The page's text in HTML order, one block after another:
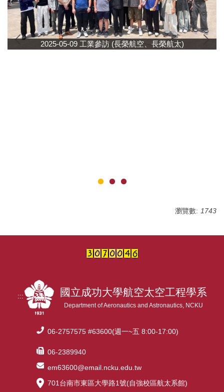
獎助學金
我要捐款
實習專區
2025-05-09 工業參訪 (長榮航空、長榮航太)
瀏覽數: 1743
::: 國立成功大學航空太空工程學系
Department of Aeronautics and Astronautics, NCKU
06-2757575 #63600(週一~五 8:00-17:00)
06-2389940
em63600@email.ncku.edu.tw
701台南市東區大學路1號(自強校區航太系館)